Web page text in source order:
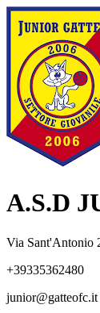
A.S.D
Via Sant'Antonio
+39335362480
junior@gatteofc.it